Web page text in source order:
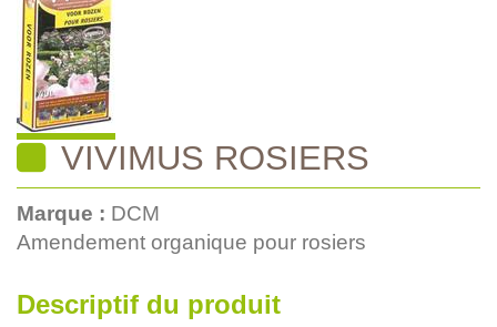
VIVIMUS ROSIERS
Marque : DCM
Amendement organique pour rosiers
Descriptif du produit